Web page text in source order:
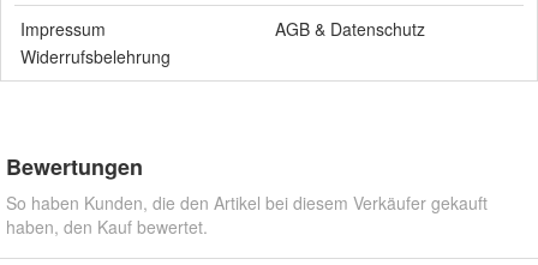
Impressum
AGB & Datenschutz
Widerrufsbelehrung
Bewertungen
So haben Kunden, die den Artikel bei diesem Verkäufer gekauft
haben, den Kauf bewertet.